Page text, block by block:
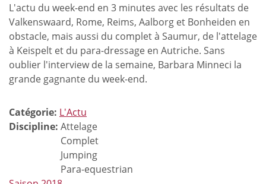
L'actu du week-end en 3 minutes avec les résultats de
Valkenswaard, Rome, Reims, Aalborg et Bonheiden en
obstacle, mais aussi du complet à Saumur, de l'attelage
à Keispelt et du para-dressage en Autriche. Sans
oublier l'interview de la semaine, Barbara Minneci la
grande gagnante du week-end.
Catégorie: L'Actu
Discipline: Attelage
Complet
Jumping
Para-equestrian